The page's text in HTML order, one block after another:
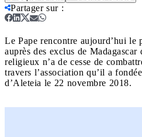
Partager sur:
Le Pape rencontre aujourd’hui le
auprès des exclus de
religieux n’a de cesse de
travers l’association qu’il a
d’Aleteia le 22 novembre 2018.